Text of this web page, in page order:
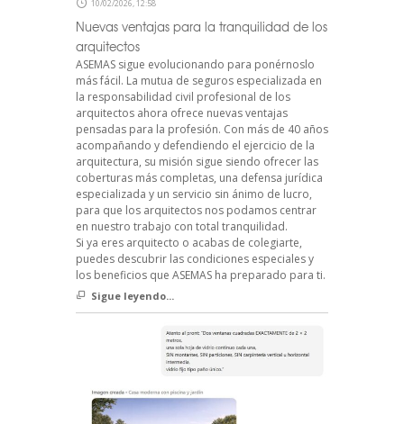
10/02/2026, 12:58
Nuevas ventajas para la tranquilidad de los
arquitectos
ASEMAS sigue evolucionando para ponérnoslo
más fácil. La mutua de seguros especializada en
la responsabilidad civil profesional de los
arquitectos ahora ofrece nuevas ventajas
pensadas para la profesión. Con más de 40 años
acompañando y defendiendo el ejercicio de la
arquitectura, su misión sigue siendo ofrecer las
coberturas más completas, una defensa jurídica
especializada y un servicio sin ánimo de lucro,
para que los arquitectos nos podamos centrar
en nuestro trabajo con total tranquilidad.
Si ya eres arquitecto o acabas de colegiarte,
puedes descubrir las condiciones especiales y
los beneficios que ASEMAS ha preparado para ti.
Sigue leyendo...